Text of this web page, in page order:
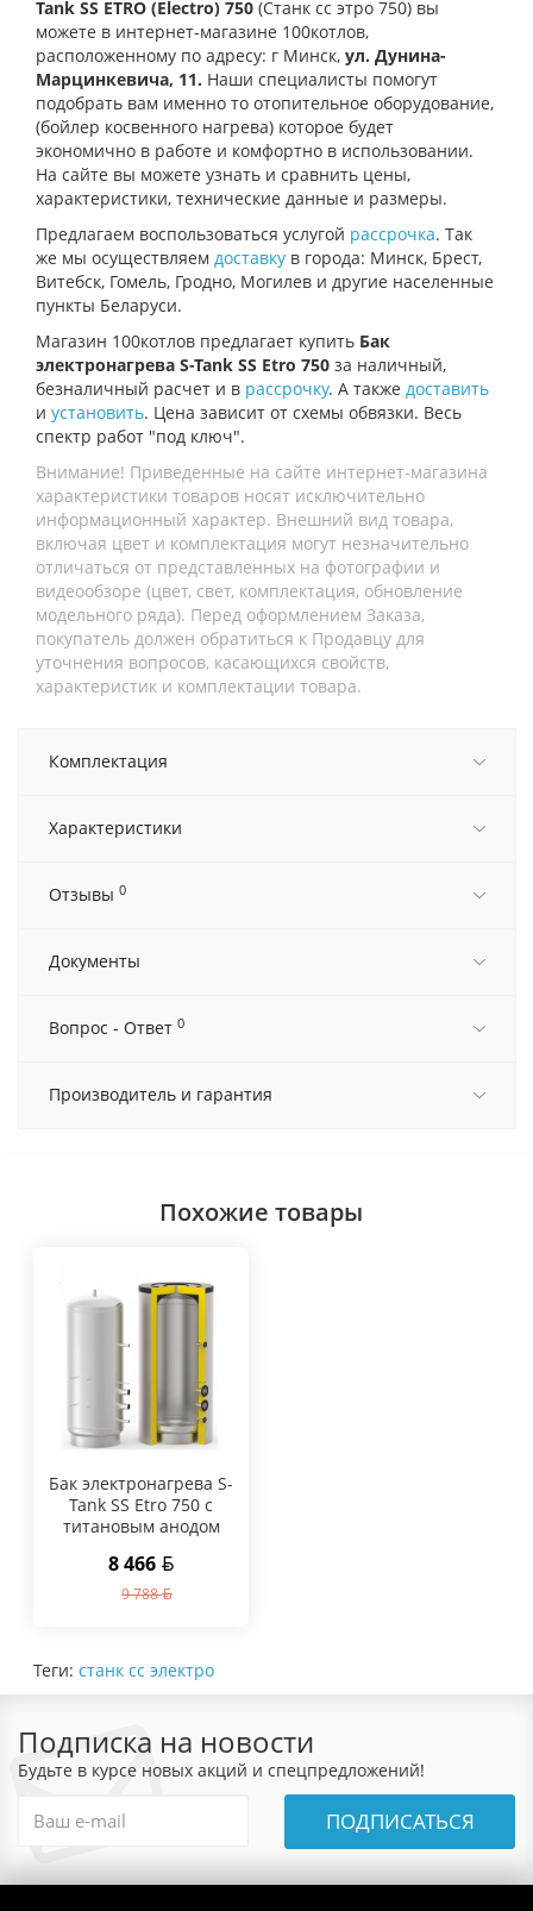
Tank SS ETRO (Electro) 750 (Станк сс этро 750) вы
можете в интернет-магазине 100котлов,
расположенному по адресу: г Минск, ул. Дунина-
Марцинкевича, 11. Наши специалисты помогут
подобрать вам именно то отопительное оборудование,
(бойлер косвенного нагрева) которое будет
экономично в работе и комфортно в использовании.
На сайте вы можете узнать и сравнить цены,
характеристики, технические данные и размеры.
Предлагаем воспользоваться услугой рассрочка. Так
же мы осуществляем доставку в города: Минск, Брест,
Витебск, Гомель, Гродно, Могилев и другие населенные
пункты Беларуси.
Магазин 100котлов предлагает купить Бак
электронагрева S-Tank SS Etro 750 за наличный,
безналичный расчет и в рассрочку. А также доставить
и установить. Цена зависит от схемы обвязки. Весь
спектр работ "под ключ".
Внимание! Приведенные на сайте интернет-магазина
характеристики товаров носят исключительно
информационный характер. Внешний вид товара,
включая цвет и комплектация могут незначительно
отличаться от представленных на фотографии и
видеообзоре (цвет, свет, комплектация, обновление
модельного ряда). Перед оформлением Заказа,
покупатель должен обратиться к Продавцу для
уточнения вопросов, касающихся свойств,
характеристик и комплектации товара.
Комплектация
Характеристики
Отзывы 0
Документы
Вопрос - Ответ 0
Производитель и гарантия
Похожие товары
Бак электронагрева S-
Tank SS Etro 750 с
титановым анодом
8 466
9 788
Теги: станк сс электро
Подписка на новости
Будьте в курсе новых акций и спецпредложений!
ПОДПИСАТЬСЯ